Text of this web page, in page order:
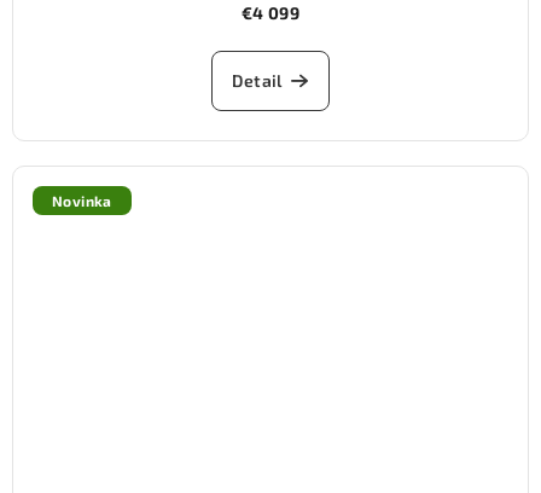
€4 099
Detail
Novinka